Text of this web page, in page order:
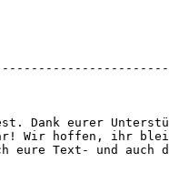
Dank eurer
Wir hoffen, ihr
eure Text- und auch